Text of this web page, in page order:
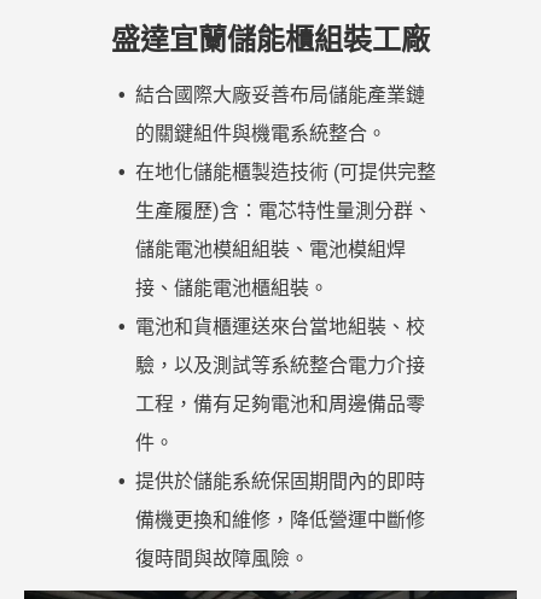
盛達宜蘭儲能櫃組裝工廠
結合國際大廠妥善布局儲能產業鏈
的關鍵組件與機電系統整合。
在地化儲能櫃製造技術 (可提供完整
生產履歷)含：電芯特性量測分群、
儲能電池模組組裝、電池模組焊
接、儲能電池櫃組裝。
電池和貨櫃運送來台當地組裝、校
驗，以及測試等系統整合電力介接
工程，備有足夠電池和周邊備品零
件。
提供於儲能系統保固期間內的即時
備機更換和維修，降低營運中斷修
復時間與故障風險。